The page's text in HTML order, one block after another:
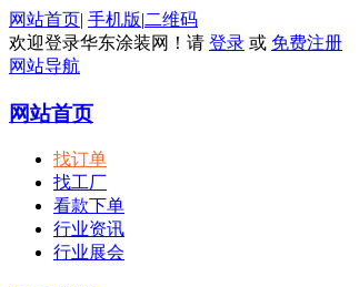
网站首页| 手机版|二维码
欢迎登录华东涂装网！请 登录 或 免费注册
网站导航
网站首页
找订单
找工厂
看款下单
行业资讯
行业展会